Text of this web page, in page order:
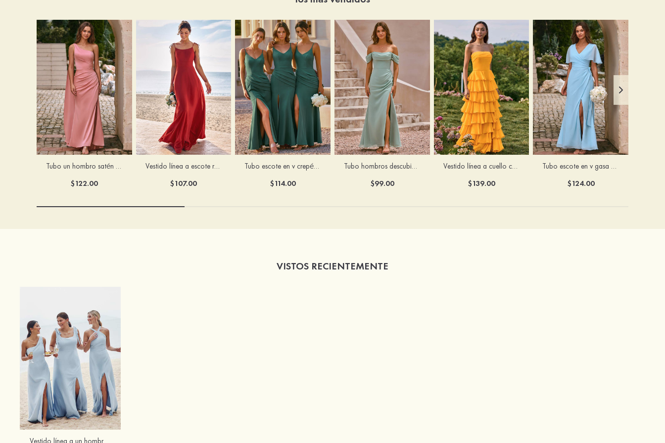
Tubo un hombro satén elástico hasta el suelo vestido de dama de honor
$122.00
Vestido línea a escote redondo gasa hasta el suelo vestido de dama de honor
$107.00
Tubo escote en v crepé elástico hasta el suelo vestido de dama de honor
$114.00
Tubo hombros descubiertos gasa hasta el suelo vestido de dama de honor
$99.00
Vestido línea a cuello cuadrado gasa hasta el suelo vestido de dama de honor
$139.00
Tubo escote en v gasa hasta el suelo vestido de dama de honor
$124.00
VISTOS RECIENTEMENTE
Vestido línea a un hombro crepé elástico hasta el suelo vestido de dama de honor